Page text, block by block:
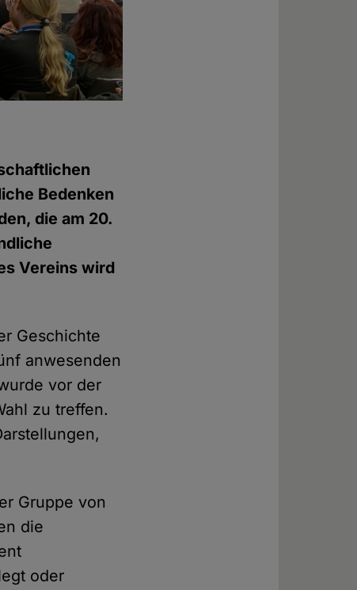
Bedenken
die am 20.
Vereins wird
Geschichte
anwesenden
vor der
zu treffen.
Gruppe von
die
oder